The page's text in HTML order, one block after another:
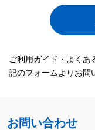
ご利用ガイド・よくあ
記のフォームよりお問
お問い合わせ